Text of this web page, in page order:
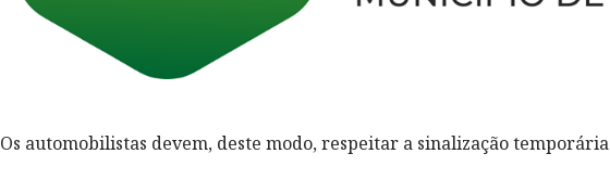
Os automobilistas devem, deste modo, respeitar a sinalização